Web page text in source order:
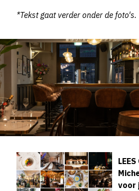
*Tekst gaat verder onder de foto's.
voor